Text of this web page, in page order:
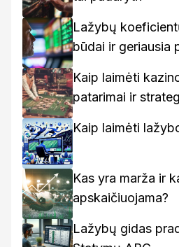
Lažybų
būdai ir geriausia
Kaip laimėti
patarimai ir
Kaip laimėti
Kas yra marža ir
apskaičiuojama?
Lažybų gidas